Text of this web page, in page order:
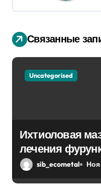
ц
и
я
п
и
Связанные
Uncategorised
Ихтиоловая
лечения
sib_ecometal Ноя